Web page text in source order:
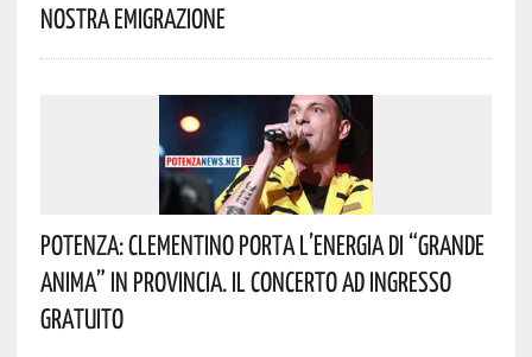
Nostra Emigrazione
Potenza: Clementino Porta L’energia Di “Grande
Anima” In Provincia. Il Concerto Ad Ingresso
Gratuito